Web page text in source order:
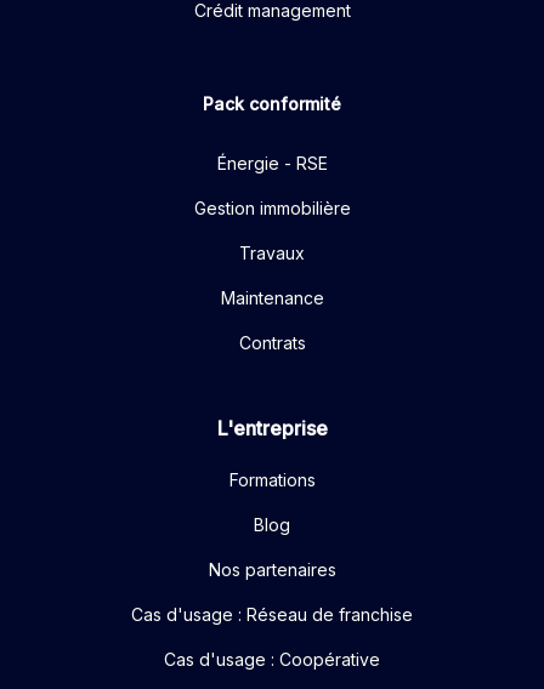
Crédit management
Pack conformité
Énergie - RSE
Gestion immobilière
Travaux
Maintenance
Contrats
L'entreprise
Formations
Blog
Nos partenaires
Cas d'usage : Réseau de franchise
Cas d'usage : Coopérative